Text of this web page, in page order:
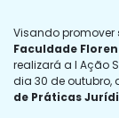
Visando promover
Faculdade
realizará a I Ação
dia 30 de outubro,
de Práticas